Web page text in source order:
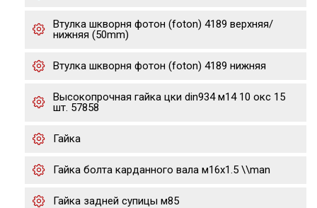
Втулка шкворня фотон (foton) 4189 верхняя/
нижняя (50mm)
Втулка шкворня фотон (foton) 4189 нижняя
Высокопрочная гайка цки din934 м14 10 окс 15
шт. 57858
Гайка
Гайка болта карданного вала м16x1.5 \\man
Гайка задней супицы м85